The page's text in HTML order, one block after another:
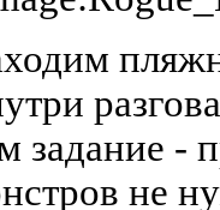
задание -
не